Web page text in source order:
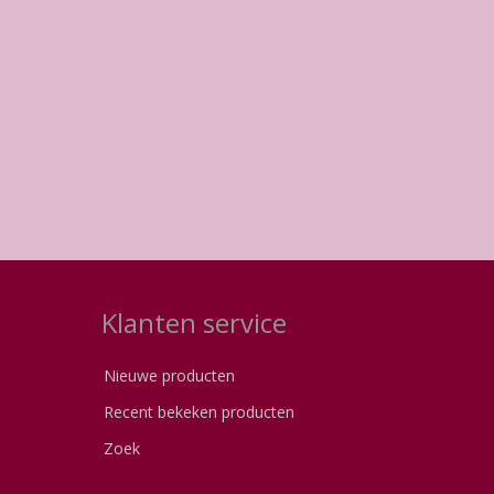
Klanten service
Nieuwe producten
Recent bekeken producten
Zoek